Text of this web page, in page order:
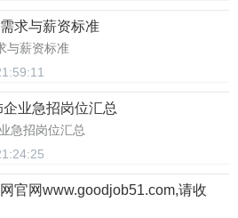
求与薪资标准
与薪资标准
业急招岗位汇总
急招岗位汇总
官网www.goodjob51.com,请收